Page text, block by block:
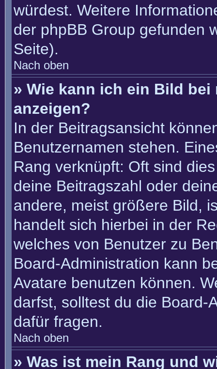
würdest. Weitere
der phpBB Group gefunden
Seite).
Nach oben
» Wie kann ich ein Bild bei
anzeigen?
In der Beitragsansicht
Benutzernamen stehen.
Rang verknüpft: Oft sind
deine Beitragszahl oder
andere, meist größere Bild,
handelt sich hierbei in der
welches von Benutzer zu
Board-Administration kann
Avatare benutzen können.
darfst, solltest du die Board-
dafür fragen.
Nach oben
» Was ist mein Rang und